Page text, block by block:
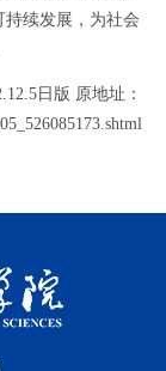
续发展，为社会
日版 原地址：